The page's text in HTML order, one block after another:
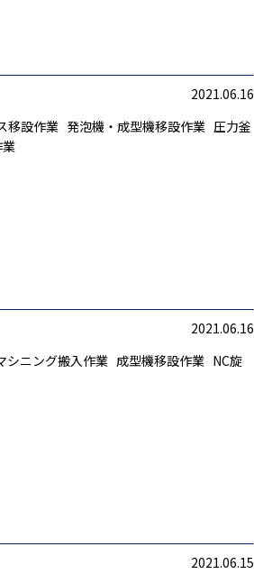
2021.06.16
移設作業 発泡機・成型機移設作業 圧力釜
2021.06.16
シニング搬入作業 成型機移設作業 NC旋
2021.06.15